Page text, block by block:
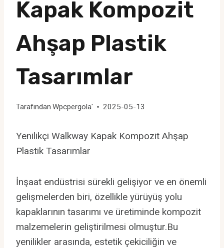
Kapak Kompozit
Ahşap Plastik
Tasarımlar
Tarafından Wpcpergola' 2025-05-13
Yenilikçi Walkway Kapak Kompozit Ahşap
Plastik Tasarımlar
İnşaat endüstrisi sürekli gelişiyor ve en önemli
gelişmelerden biri, özellikle yürüyüş yolu
kapaklarının tasarımı ve üretiminde kompozit
malzemelerin geliştirilmesi olmuştur.Bu
yenilikler arasında, estetik çekiciliğin ve